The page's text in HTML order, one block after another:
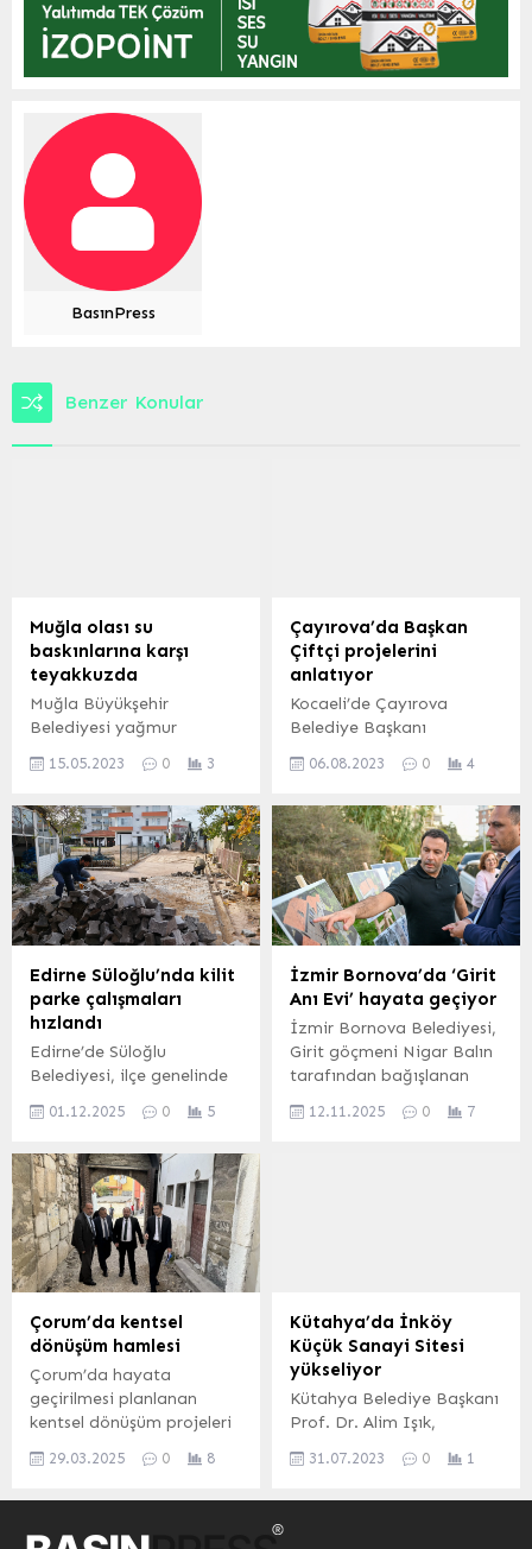
BasınPress
Benzer Konular
Muğla olası su
baskınlarına karşı
teyakkuzda
Muğla Büyükşehir
Belediyesi yağmur
etkilerini azaltmak veolası
İl genelinde bugüne kadar
81 bin 557 metre yağmur
suyu hattı yaptı. MUĞLA
(İGFA) – Muğla Büyükşehir
Belediyesi MUSKİ Genel
Müdürlüğü altyapı
sistemlerinin geliştirilmesi,
atıksuyun bertarafı ve
çevrenin korunması için
İçme suyu, kanalizasyon
ve arıtma...
15.05.2023 0 3
Çayırova’da Başkan
Çiftçi projelerini
anlatıyor
Kocaeli’de Çayırova
Belediye Başkanı
sakinlerine yapımı
devam eden projeleri
tanıtmaya devam ediyor.
KOCAELİ (İGFA) – Göreve
geldiği günden bu yana
Çayırova’ya birçok vizyon
proje kazandıran
Çayırova Belediye
Başkanı Bünyamin Çiftçi,
ilçe sakinleriyle projeleri
gezmeyi sürdürüyor.
Düzenli aralıklarla
Çayırovalı hemşehirlileriyle
buluşan Başkan Çiftçi,
06.08.2023 0 4
Edirne Süloğlu’nda kilit
parke çalışmaları
hızlandı
Edirne’de Süloğlu
Belediyesi, ilçe genelinde
döşeme çalışmalarına
yoğun şekilde devam
ediyor. Belediye Başkanı
Mehmet Ormankıran,
projeyle halkı toz ve
çamurdan korumayı
hedeflediklerini açıkladı.
Erdoğan DEMİR /
EDİRNE (İGFA) –
Edirne’de Süloğlu
Belediyesi, ilçe genelinde
başlattığı kilit parke taş
döşeme çalışmalarını
merkez mahallesinde
01.12.2025 0 5
İzmir Bornova’da ‘Girit
Anı Evi’ hayata geçiyor
İzmir Bornova Belediyesi,
Girit göçmeni Nigar Balın
tarafından bağışlanan
Mahallesi’ndeki tescilli
2020 yılında bağışlanan
Kazım Dirik Mahallesi
367/3 Sokak’taki tarihi
yapıyı restore ederek
“Girit...
12.11.2025 0 7
Çorum’da kentsel
dönüşüm hamlesi
Çorum’da hayata
geçirilmesi planlanan
kentsel dönüşüm projeleri
ziyaret gerçekleştirildi.
Kentsel Dönüşüm Alanları
29.03.2025 0 8
Kütahya’da İnköy
Küçük Sanayi Sitesi
yükseliyor
Kütahya Belediye Başkanı
Prof. Dr. Alim Işık,
sürdüğü ve artık
31.07.2023 0 1